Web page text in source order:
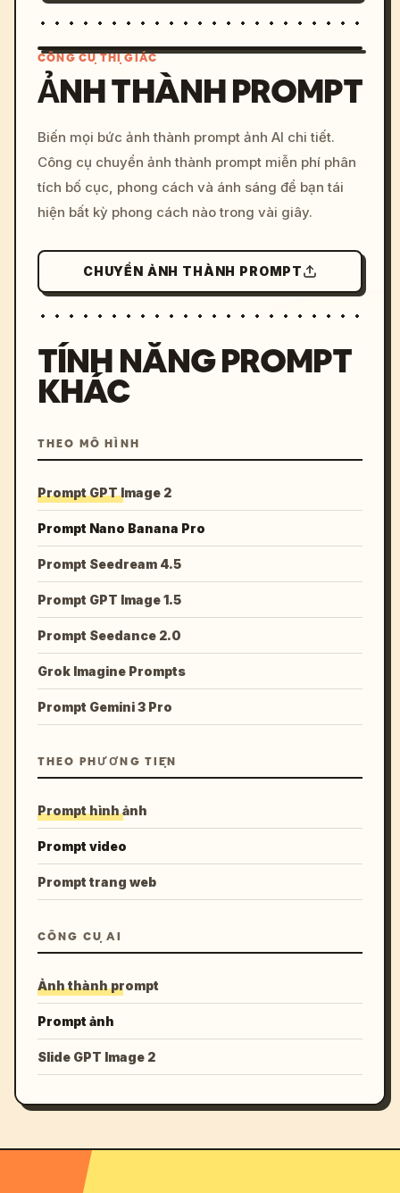
c, cyberpunk sunset, neon
colors, 8k --v 6.0
CÔNG CỤ THỊ GIÁC
ẢNH THÀNH PROMPT
Biến mọi bức ảnh thành prompt ảnh AI chi tiết.
Công cụ chuyển ảnh thành prompt miễn phí phân
tích bố cục, phong cách và ánh sáng để bạn tái
hiện bất kỳ phong cách nào trong vài giây.
CHUYỂN ẢNH THÀNH PROMPT
TÍNH NĂNG PROMPT
KHÁC
THEO MÔ HÌNH
Prompt GPT Image 2
Prompt Nano Banana Pro
Prompt Seedream 4.5
Prompt GPT Image 1.5
Prompt Seedance 2.0
Grok Imagine Prompts
Prompt Gemini 3 Pro
THEO PHƯƠNG TIỆN
Prompt hình ảnh
Prompt video
Prompt trang web
CÔNG CỤ AI
Ảnh thành prompt
Prompt ảnh
Slide GPT Image 2